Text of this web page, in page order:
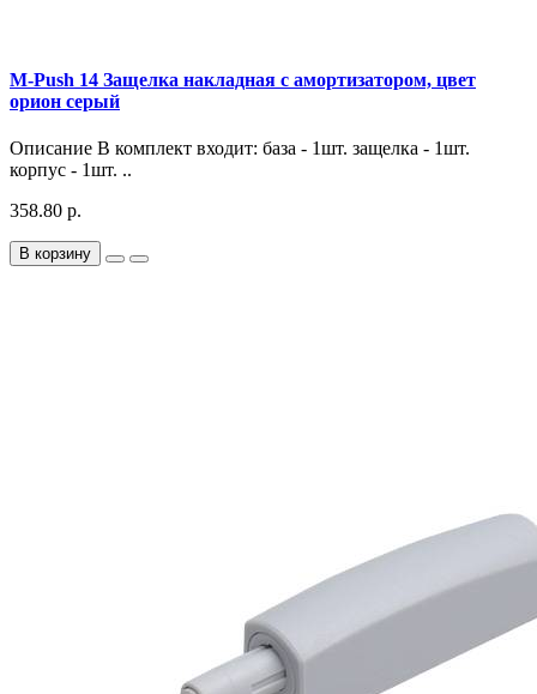
M-Push 14 Защелка накладная с амортизатором, цвет
орион серый
Описание В комплект входит: база - 1шт. защелка - 1шт.
корпус - 1шт. ..
358.80 р.
В корзину